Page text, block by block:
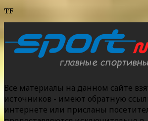
TF
Все материалы на данном сайте
источников - имеют обратную
интернете или присланы